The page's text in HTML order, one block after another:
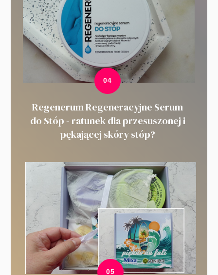
Regenerum Regeneracyjne Serum
do Stóp - ratunek dla przesuszonej i
pękającej skóry stóp?